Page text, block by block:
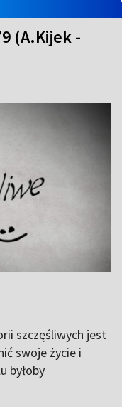
(A.Kijek -
szczęśliwych jest
swoje życie i
byłoby